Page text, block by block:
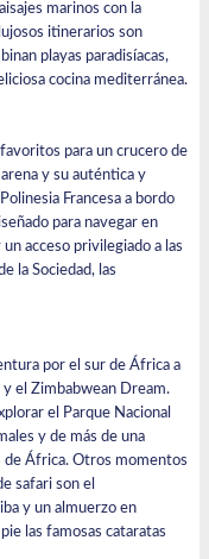
marinos con la
itinerarios son
playas paradisíacas,
cocina mediterránea.
favoritos para un crucero de
y su auténtica y
Francesa a bordo
para navegar en
acceso privilegiado a las
la Sociedad, las
por el sur de África a
el Zimbabwean Dream.
el Parque Nacional
y de más de una
de África. Otros momentos
safari son el
y un almuerzo en
las famosas cataratas